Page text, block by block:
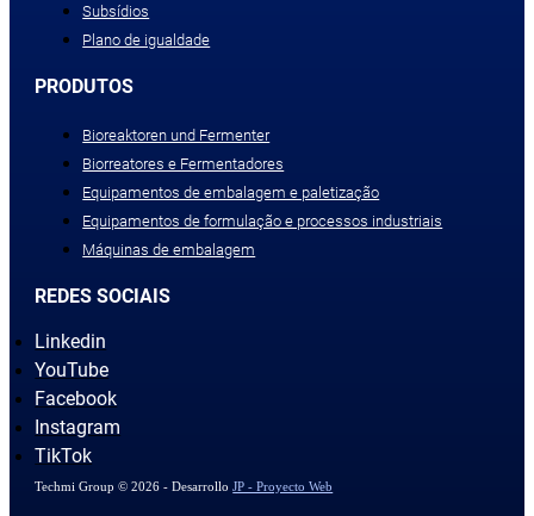
Subsídios
Plano de igualdade
PRODUTOS
Bioreaktoren und Fermenter
Biorreatores e Fermentadores
Equipamentos de embalagem e paletização
Equipamentos de formulação e processos industriais
Máquinas de embalagem
REDES SOCIAIS
Linkedin
YouTube
Facebook
Instagram
TikTok
Techmi Group © 2026 - DesarrolloJP - Proyecto Web